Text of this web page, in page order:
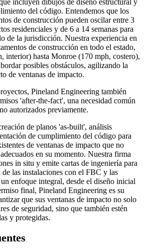
del código. Entendemos que los
de construcción pueden oscilar entre 3
residenciales y de 6 a 14 semanas para
de la jurisdicción. Nuestra experiencia en
de construcción en todo el estado,
interior) hasta Monroe (170 mph, costero),
posibles obstáculos, agilizando la
de ventanas de impacto.
Pineland Engineering también
'after-the-fact', una necesidad común
autorizados previamente.
de planos 'as-built', análisis
de cumplimiento del código para
de ventanas de impacto que no
en su momento. Nuestra firma
in situ y emite cartas de ingeniería para
las instalaciones con el FBC y las
enfoque integral, desde el diseño inicial
final, Pineland Engineering es su
que sus ventanas de impacto no solo
de seguridad, sino que también estén
y protegidas.